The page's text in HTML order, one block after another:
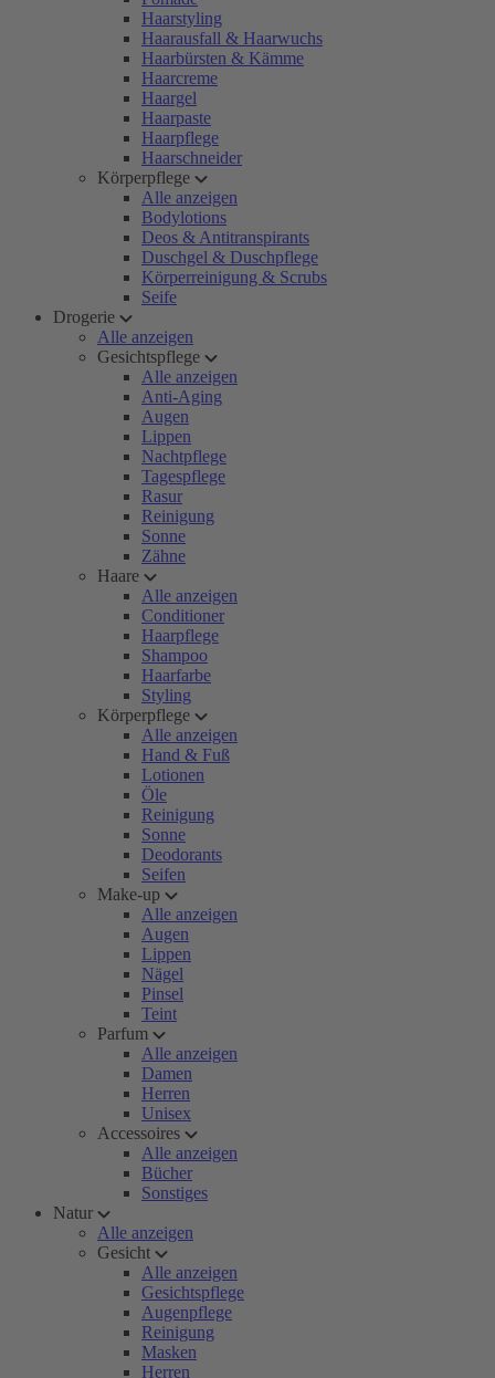
Haarstyling
Haarausfall & Haarwuchs
Haarbürsten & Kämme
Haarcreme
Haargel
Haarpaste
Haarpflege
Haarschneider
Körperpflege
Alle anzeigen
Bodylotions
Deos & Antitranspirants
Duschgel & Duschpflege
Körperreinigung & Scrubs
Seife
Drogerie
Alle anzeigen
Gesichtspflege
Alle anzeigen
Anti-Aging
Augen
Lippen
Nachtpflege
Tagespflege
Rasur
Reinigung
Sonne
Zähne
Haare
Alle anzeigen
Conditioner
Haarpflege
Shampoo
Haarfarbe
Styling
Körperpflege
Alle anzeigen
Hand & Fuß
Lotionen
Öle
Reinigung
Sonne
Deodorants
Seifen
Make-up
Alle anzeigen
Augen
Lippen
Nägel
Pinsel
Teint
Parfum
Alle anzeigen
Damen
Herren
Unisex
Accessoires
Alle anzeigen
Bücher
Sonstiges
Natur
Alle anzeigen
Gesicht
Alle anzeigen
Gesichtspflege
Augenpflege
Reinigung
Masken
Herren